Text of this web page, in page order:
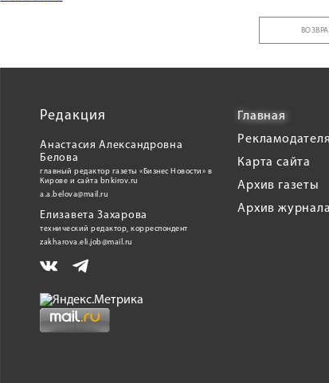
Редакция
Анастасия Александровна
Белова
главный редактор газеты «Бизнес Новости» в
Кирове и сайта bnkirov.ru
a.a.belova@mail.ru
Елизавета Захарова
технический редактор, корреспондент
zakharova.eli.job@mail.ru
Главная
Карта сайта
Архив газеты
Архив журнала